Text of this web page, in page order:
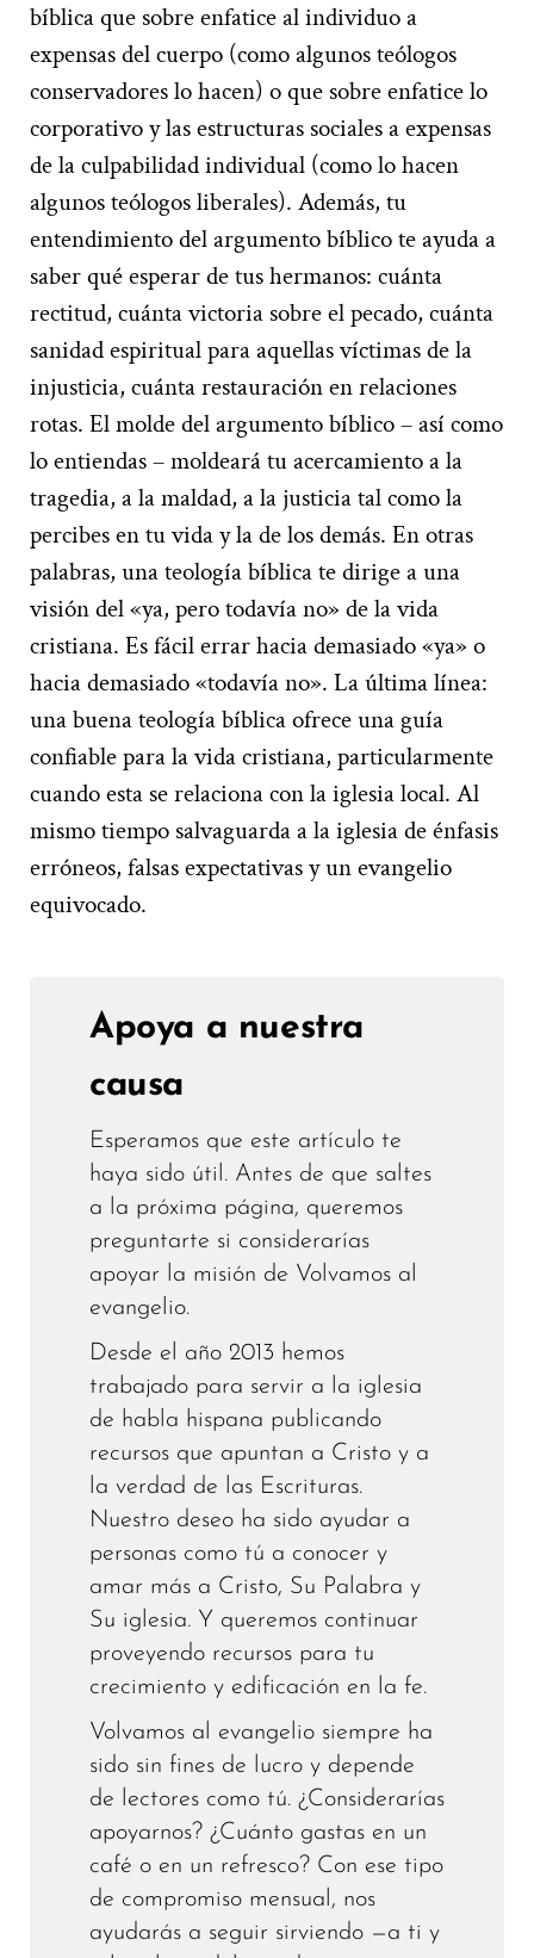
bíblica que sobre enfatice al individuo a
expensas del cuerpo (como algunos teólogos
conservadores lo hacen) o que sobre enfatice lo
corporativo y las estructuras sociales a expensas
de la culpabilidad individual (como lo hacen
algunos teólogos liberales). Además, tu
entendimiento del argumento bíblico te ayuda a
saber qué esperar de tus hermanos: cuánta
rectitud, cuánta victoria sobre el pecado, cuánta
sanidad espiritual para aquellas víctimas de la
injusticia, cuánta restauración en relaciones
rotas. El molde del argumento bíblico – así como
lo entiendas – moldeará tu acercamiento a la
tragedia, a la maldad, a la justicia tal como la
percibes en tu vida y la de los demás. En otras
palabras, una teología bíblica te dirige a una
visión del «ya, pero todavía no» de la vida
cristiana. Es fácil errar hacia demasiado «ya» o
hacia demasiado «todavía no». La última línea:
una buena teología bíblica ofrece una guía
confiable para la vida cristiana, particularmente
cuando esta se relaciona con la iglesia local. Al
mismo tiempo salvaguarda a la iglesia de énfasis
erróneos, falsas expectativas y un evangelio
equivocado.
Apoya a nuestra
causa
Esperamos que este artículo te
haya sido útil. Antes de que saltes
a la próxima página, queremos
preguntarte si considerarías
apoyar la misión de Volvamos al
evangelio.
Desde el año 2013 hemos
trabajado para servir a la iglesia
de habla hispana publicando
recursos que apuntan a Cristo y a
la verdad de las Escrituras.
Nuestro deseo ha sido ayudar a
personas como tú a conocer y
amar más a Cristo, Su Palabra y
Su iglesia. Y queremos continuar
proveyendo recursos para tu
crecimiento y edificación en la fe.
Volvamos al evangelio siempre ha
sido sin fines de lucro y depende
de lectores como tú. ¿Considerarías
apoyarnos? ¿Cuánto gastas en un
café o en un refresco? Con ese tipo
de compromiso mensual, nos
ayudarás a seguir sirviendo —a ti y